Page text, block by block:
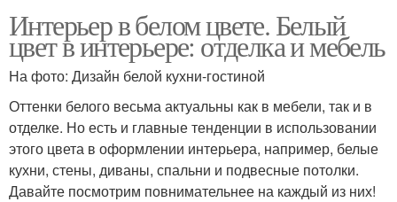
Интерьер в белом цвете. Белый
цвет в интерьере: отделка и мебель
На фото: Дизайн белой кухни-гостиной
Оттенки белого весьма актуальны как в мебели, так и в
отделке. Но есть и главные тенденции в использовании
этого цвета в оформлении интерьера, например, белые
кухни, стены, диваны, спальни и подвесные потолки.
Давайте посмотрим повнимательнее на каждый из них!